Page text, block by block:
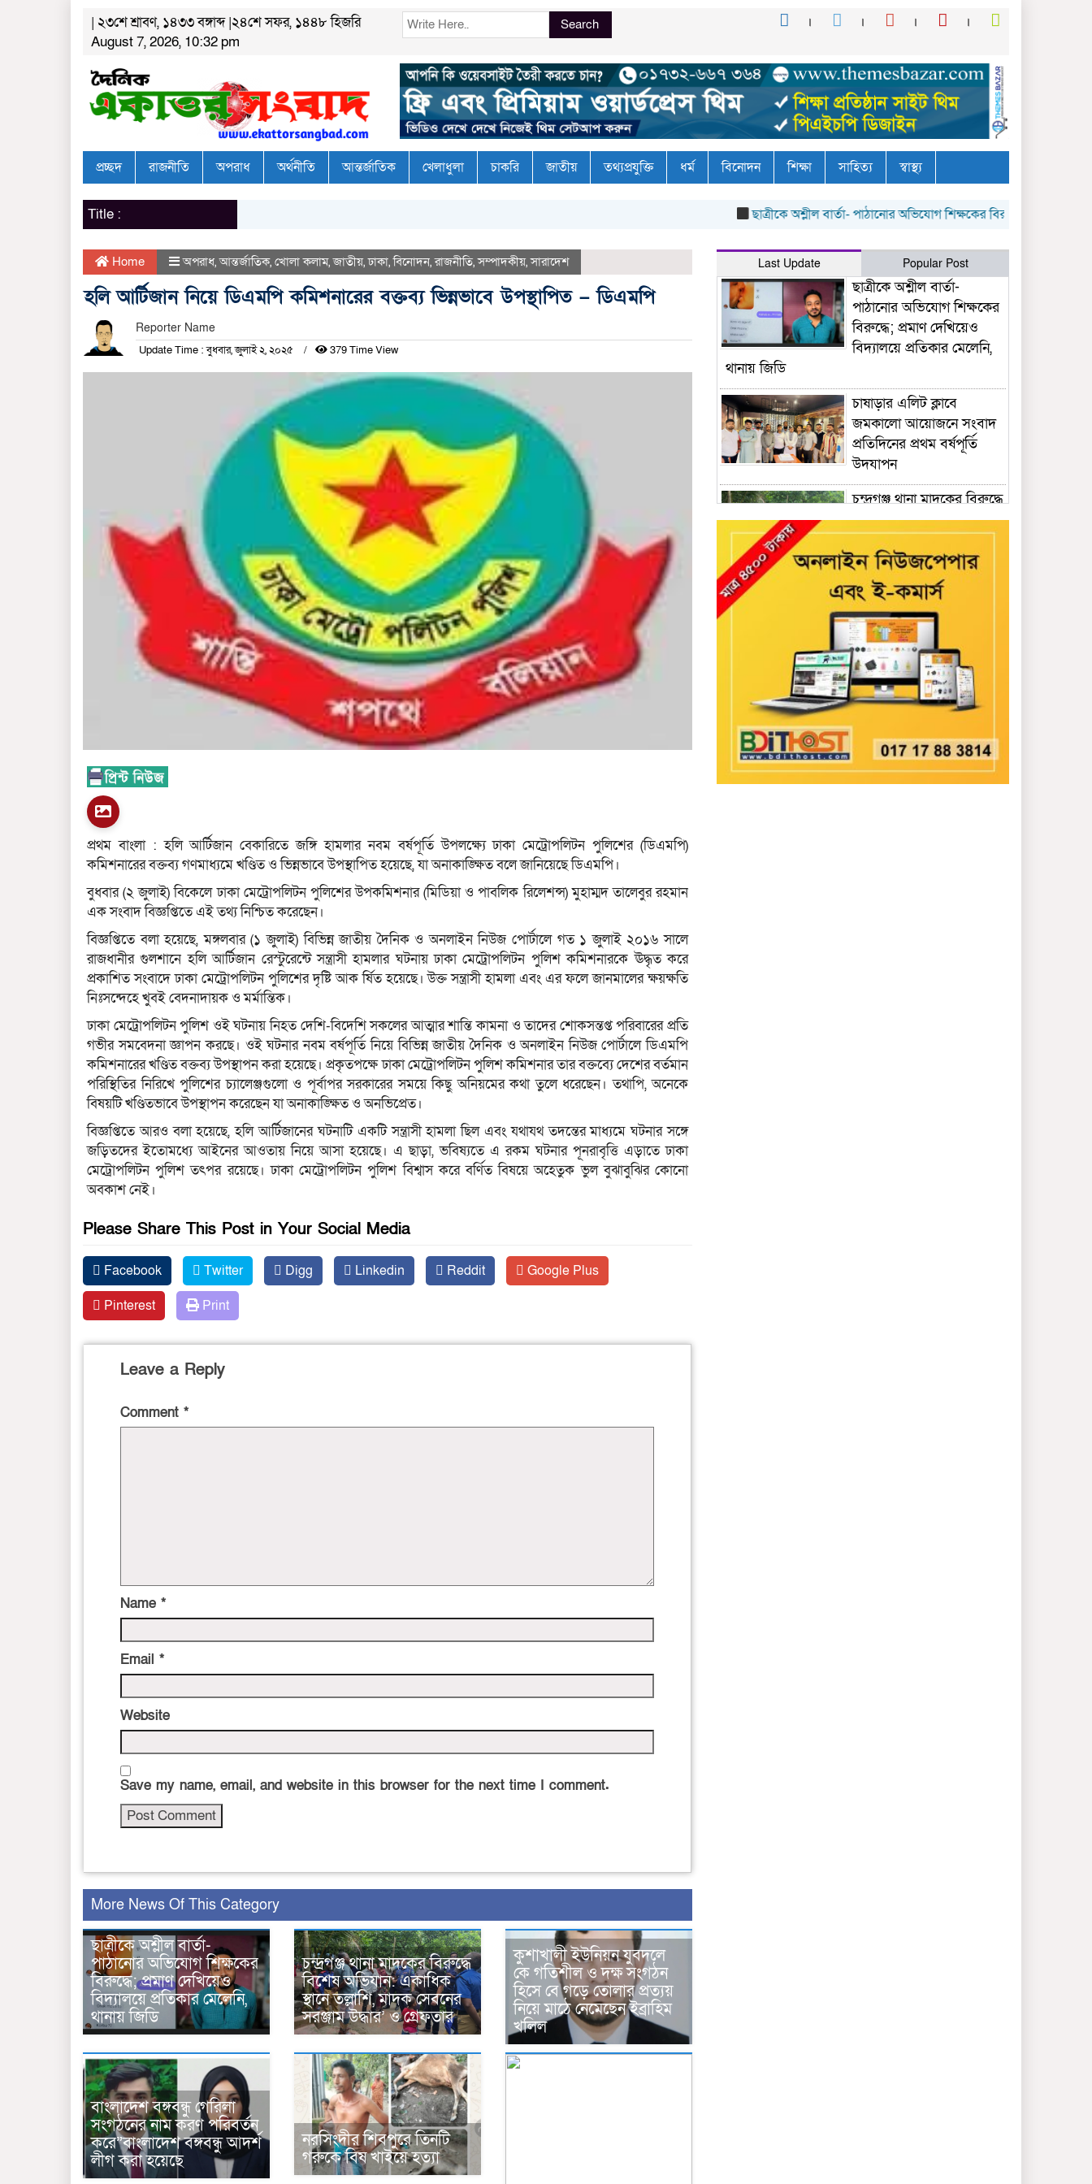
| ২৩শে শ্রাবণ, ১৪৩৩ বঙ্গাব্দ |২৪শে সফর, ১৪৪৮ হিজরি
August 7, 2026, 10:32 pm
Search
প্রচ্ছদ রাজনীতি অপরাধ অর্থনীতি আন্তর্জাতিক খেলাধুলা চাকরি জাতীয় তথ্যপ্রযুক্তি ধর্ম বিনোদন শিক্ষা সাহিত্য স্বাস্থ্য
Title : ছাত্রীকে অশ্লীল বার্তা- পাঠানোর অভিযোগ শিক্ষকের বিরুদ্ধে; প্রমাণ দেখিয়েও
Home অপরাধ,আন্তর্জাতিক, খোলা কলাম,জাতীয়,ঢাকা,বিনোদন,রাজনীতি,সম্পাদকীয়,সারাদেশ
হলি আর্টিজান নিয়ে ডিএমপি কমিশনারের বক্তব্য ভিন্নভাবে উপস্থাপিত – ডিএমপি
Reporter Name
Update Time : বুধবার, জুলাই ২, ২০২৫ 379 Time View
প্রথম বাংলা : হলি আর্টিজান বেকারিতে জঙ্গি হামলার নবম বর্ষপূর্তি উপলক্ষ্যে ঢাকা মেট্রোপলিটন পুলিশের (ডিএমপি)
কমিশনারের বক্তব্য গণমাধ্যমে খণ্ডিত ও ভিন্নভাবে উপস্থাপিত হয়েছে, যা অনাকাঙ্ক্ষিত বলে জানিয়েছে ডিএমপি।
বুধবার (২ জুলাই) বিকেলে ঢাকা মেট্রোপলিটন পুলিশের উপকমিশনার (মিডিয়া ও পাবলিক রিলেশন্স) মুহাম্মদ তালেবুর রহমান
এক সংবাদ বিজ্ঞপ্তিতে এই তথ্য নিশ্চিত করেছেন।
বিজ্ঞপ্তিতে বলা হয়েছে, মঙ্গলবার (১ জুলাই) বিভিন্ন জাতীয় দৈনিক ও অনলাইন নিউজ পোর্টালে গত ১ জুলাই ২০১৬ সালে
রাজধানীর গুলশানে হলি আর্টিজান রেস্টুরেন্টে সন্ত্রাসী হামলার ঘটনায় ঢাকা মেট্রোপলিটন পুলিশ কমিশনারকে ঊদ্ধৃত করে
প্রকাশিত সংবাদে ঢাকা মেট্রোপলিটন পুলিশের দৃষ্টি আক র্ষিত হয়েছে। উক্ত সন্ত্রাসী হামলা এবং এর ফলে জানমালের ক্ষয়ক্ষতি
নিঃসন্দেহে খুবই বেদনাদায়ক ও মর্মান্তিক।
ঢাকা মেট্রোপলিটন পুলিশ ওই ঘটনায় নিহত দেশি-বিদেশি সকলের আত্মার শান্তি কামনা ও তাদের শোকসন্তপ্ত পরিবারের প্রতি
গভীর সমবেদনা জ্ঞাপন করছে। ওই ঘটনার নবম বর্ষপূর্তি নিয়ে বিভিন্ন জাতীয় দৈনিক ও অনলাইন নিউজ পোর্টালে ডিএমপি
কমিশনারের খণ্ডিত বক্তব্য উপস্থাপন করা হয়েছে। প্রকৃতপক্ষে ঢাকা মেট্রোপলিটন পুলিশ কমিশনার তার বক্তব্যে দেশের বর্তমান
পরিস্থিতির নিরিখে পুলিশের চ্যালেঞ্জগুলো ও পূর্বাপর সরকারের সময়ে কিছু অনিয়মের কথা তুলে ধরেছেন। তথাপি, অনেকে
বিষয়টি খণ্ডিতভাবে উপস্থাপন করেছেন যা অনাকাঙ্ক্ষিত ও অনভিপ্রেত।
বিজ্ঞপ্তিতে আরও বলা হয়েছে, হলি আর্টিজানের ঘটনাটি একটি সন্ত্রাসী হামলা ছিল এবং যথাযথ তদন্তের মাধ্যমে ঘটনার সঙ্গে
জড়িতদের ইতোমধ্যে আইনের আওতায় নিয়ে আসা হয়েছে। এ ছাড়া, ভবিষ্যতে এ রকম ঘটনার পূনরাবৃত্তি এড়াতে ঢাকা
মেট্রোপলিটন পুলিশ তৎপর রয়েছে। ঢাকা মেট্রোপলিটন পুলিশ বিশ্বাস করে বর্ণিত বিষয়ে অহেতুক ভুল বুঝাবুঝির কোনো
অবকাশ নেই।
Please Share This Post in Your Social Media
Facebook Twitter Digg Linkedin Reddit
Google Plus
Pinterest
Print
Leave a Reply
Comment *
Name *
Email *
Website
Save my name, email, and website in this browser for the next time I comment.
More News Of This Category
ছাত্রীকে অশ্লীল বার্তা-
পাঠানোর অভিযোগ শিক্ষকের
বিরুদ্ধে; প্রমাণ দেখিয়েও
বিদ্যালয়ে প্রতিকার মেলেনি,
থানায় জিডি
চন্দ্রগঞ্জ থানা মাদকের বিরুদ্ধে
বিশেষ অভিযান: একাধিক
স্থানে তল্লাশি, মাদক সেবনের
সরঞ্জাম উদ্ধার’ ও গ্রেফতার
কুশাখালী ইউনিয়ন যুবদলে
কে গতিশীল ও দক্ষ সংগঠন
হিসে বে গড়ে তোলার প্রত্যয়
নিয়ে মাঠে নেমেছেন ইব্রাহিম
খলিল
বাংলাদেশ বঙ্গবন্ধু গেরিলা
সংগঠনের নাম করণ পরিবর্তন
করে”বাংলাদেশ বঙ্গবন্ধু আদর্শ
লীগ করা হয়েছে
নরসিংদীর শিবপুরে তিনটি
গরুকে বিষ খাইয়ে হত্যা
Last Update Popular Post
ছাত্রীকে অশ্লীল বার্তা-
পাঠানোর অভিযোগ শিক্ষকের
বিরুদ্ধে; প্রমাণ দেখিয়েও
বিদ্যালয়ে প্রতিকার মেলেনি,
থানায় জিডি
চাষাড়ার এলিট ক্লাবে
জমকালো আয়োজনে সংবাদ
প্রতিদিনের প্রথম বর্ষপূর্তি
উদযাপন
চন্দ্রগঞ্জ থানা মাদকের বিরুদ্ধে
বিশেষ অভিযান: একাধিক
স্থানে তল্লাশি, মাদক সেবনের
সরঞ্জাম উদ্ধার’ ও গ্রেফতার
কুশাখালী ইউনিয়ন যুবদলে
কে গতিশীল ও দক্ষ সংগঠন
হিসে বে গড়ে তোলার প্রত্যয়
নিয়ে মাঠে নেমেছেন ইব্রাহিম
বাংলাদেশ বঙ্গবন্ধু গেরিলা
সংগঠনের নাম করণ পরিবর্তন
করে”বাংলাদেশ বঙ্গবন্ধু
আদর্শ লীগ করা হয়েছে